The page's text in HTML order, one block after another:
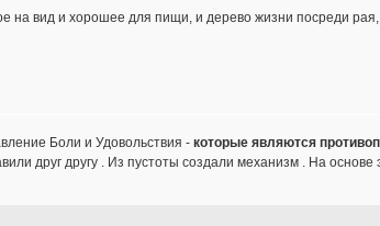
на вид и хорошее для пищи, и дерево жизни посреди
Боли и Удовольствия -которые являются
друг другу . Из пустоты создали механизм . На основе